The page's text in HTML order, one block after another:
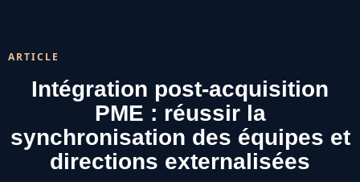
ARTICLE
Intégration post-acquisition
PME : réussir la
synchronisation des équipes et
directions externalisées